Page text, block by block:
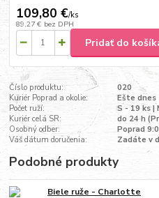
109,80 €/ks
89,27 € bez DPH
Pridať do
Číslo produktu:
020
Kuriér Poprad a okolie:
Ešte dnes
Počet ruží:
S - 19 ks |
Kuriér celá SR:
do 24 h
Osobný odber:
Poprad
Váš dátum doručenia:
Zadáte v
Podobné produkty
Biele ruže - Charlotte